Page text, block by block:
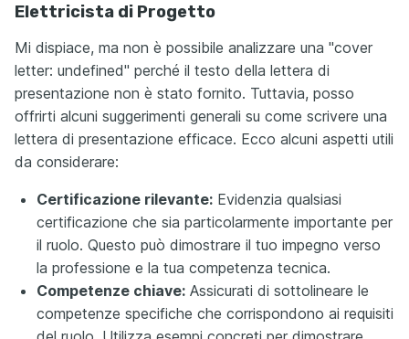
Elettricista di Progetto
Mi dispiace, ma non è possibile analizzare una "cover
letter: undefined" perché il testo della lettera di
presentazione non è stato fornito. Tuttavia, posso
offrirti alcuni suggerimenti generali su come scrivere una
lettera di presentazione efficace. Ecco alcuni aspetti utili
da considerare:
Certificazione rilevante: Evidenzia qualsiasi
certificazione che sia particolarmente importante per
il ruolo. Questo può dimostrare il tuo impegno verso
la professione e la tua competenza tecnica.
Competenze chiave: Assicurati di sottolineare le
competenze specifiche che corrispondono ai requisiti